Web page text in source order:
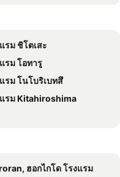
รม ชิโตเสะ
รม โอทารู
รม โนโบริเบทสึ
รม Kitahiroshima
ฮอกไกโด โรงแรม